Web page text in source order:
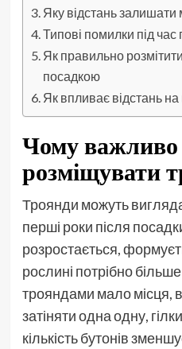
Яку відстань
Типові помилки під
Як правильно
посадкою
Як впливає відстань на
Чому
розміщувати
Троянди можуть
перші роки після
розростається,
рослині потрібно
трояндами мало місця,
затіняти одна одну,
кількість бутонів